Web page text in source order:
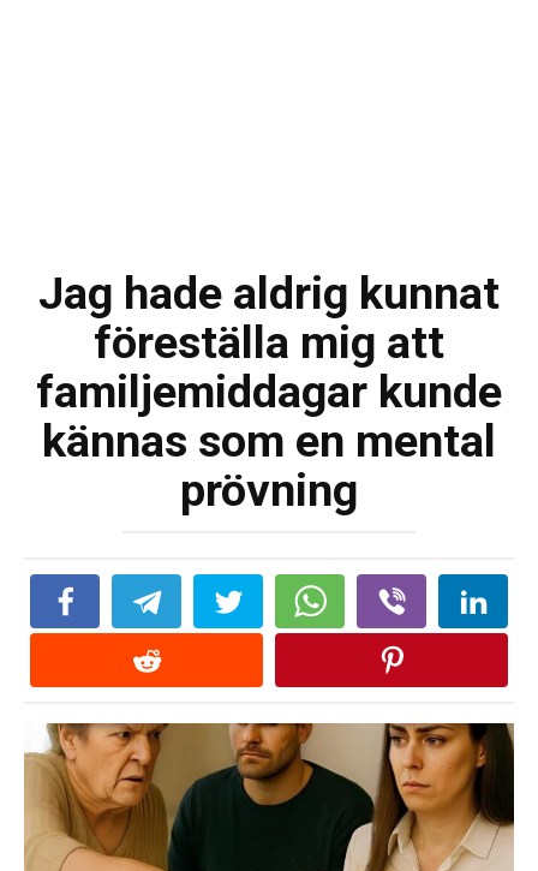
Jag hade aldrig kunnat
föreställa mig att
familjemiddagar kunde
kännas som en mental
prövning